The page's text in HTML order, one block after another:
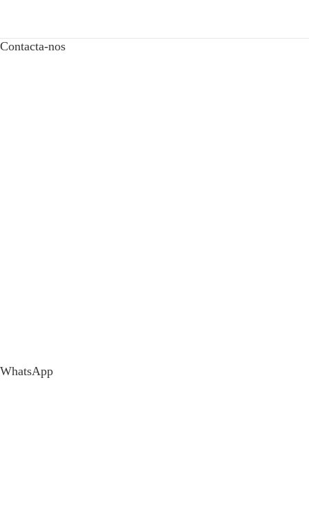
Contacta-nos
WhatsApp